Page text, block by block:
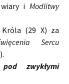
i Modlitwy
Króla (29 X) za
Sercu
zwykłymi